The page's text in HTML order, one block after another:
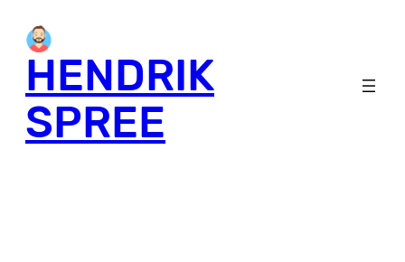
content
HENDRIK
SPREE